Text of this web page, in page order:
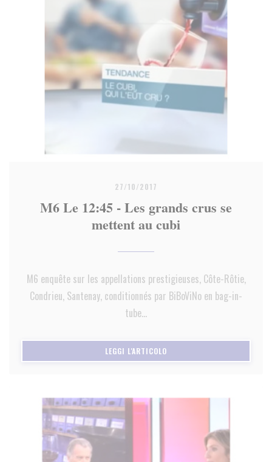
27/10/2017
M6 Le 12:45 - Les grands crus se
mettent au cubi
M6 enquête sur les appellations prestigieuses, Côte-Rôtie,
Condrieu, Santenay, conditionnés par BiBoViNo en bag-in-
tube...
LEGGI L'ARTICOLO((APRE UNA NUOVA